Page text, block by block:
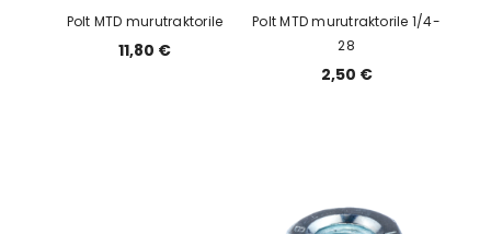
Polt MTD murutraktorile
11,80 €
Polt MTD murutraktorile 1/4-
28
2,50 €